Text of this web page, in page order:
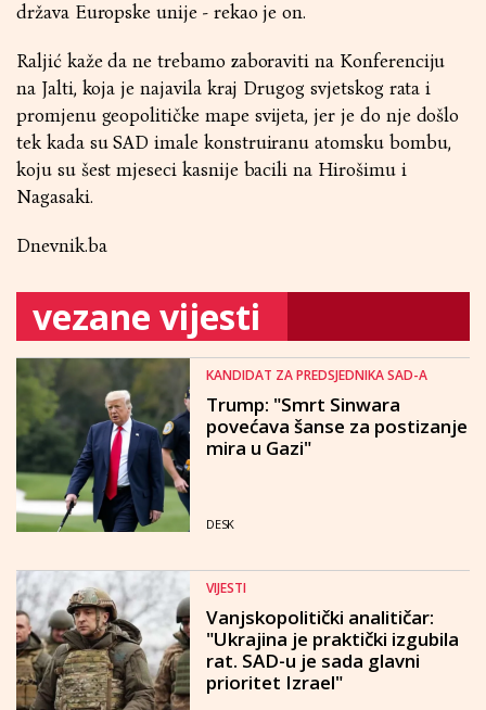
država Europske unije - rekao je on.
Raljić kaže da ne trebamo zaboraviti na Konferenciju
na Jalti, koja je najavila kraj Drugog svjetskog rata i
promjenu geopolitičke mape svijeta, jer je do nje došlo
tek kada su SAD imale konstruiranu atomsku bombu,
koju su šest mjeseci kasnije bacili na Hirošimu i
Nagasaki.
Dnevnik.ba
vezane vijesti
KANDIDAT ZA PREDSJEDNIKA SAD-A
Trump: "Smrt Sinwara
povećava šanse za postizanje
mira u Gazi"
DESK
VIJESTI
Vanjskopolitički analitičar:
"Ukrajina je praktički izgubila
rat. SAD-u je sada glavni
prioritet Izrael"